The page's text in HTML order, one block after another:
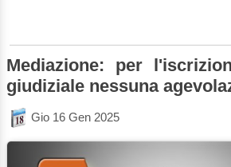
Mediazione: per
giudiziale nessuna
Gio 16 Gen 2025